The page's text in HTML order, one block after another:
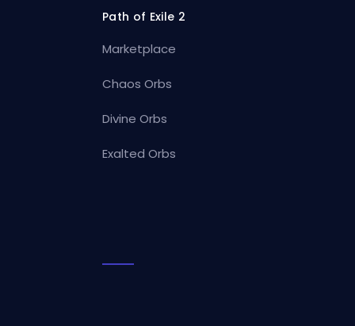
Path of Exile 2
Marketplace
Chaos Orbs
Divine Orbs
Exalted Orbs